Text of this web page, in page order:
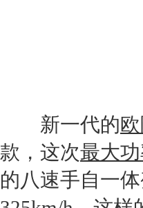
新一代的
款，这次最大
的八速手自一